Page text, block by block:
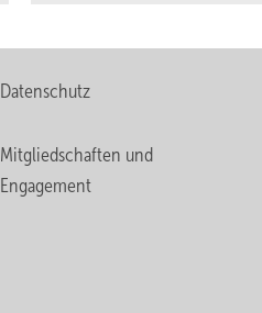
Datenschutz
Mitgliedschaften und
Engagement